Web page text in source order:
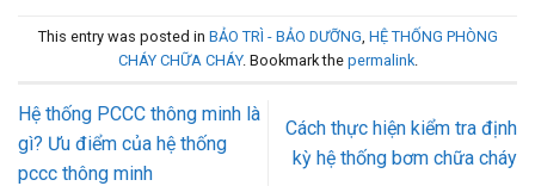
This entry was posted in BẢO TRÌ - BẢO DƯỠNG HỆ THỐNG PHÒNG
CHÁY CHỮA CHÁY. Bookmark the permalink.
Hệ thống PCCC thông minh là
gì? Ưu điểm của hệ thống
pccc thông minh
Cách thực hiện kiểm tra định
kỳ hệ thống bơm chữa cháy